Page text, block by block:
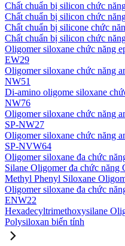
Chất chuẩn bị silicon chức
Chất chuẩn bị silicon chức
Chất chuẩn bị silicone chức
Chất chuẩn bị silicon chức
Oligomer siloxane chức năng
EW29
Oligomer siloxane chức năng
NW51
Di-amino oligome siloxane
NW76
Oligomer siloxane chức năng
SP-NW27
Oligomer siloxane chức năng
SP-NVW64
Oligomer siloxane đa chức
Silane Oligomer đa chức năng
Methyl Phenyl Siloxane
Oligomer siloxane đa chức
ENW22
Hexadecyltrimethoxysilane
Polysiloxan biến tính